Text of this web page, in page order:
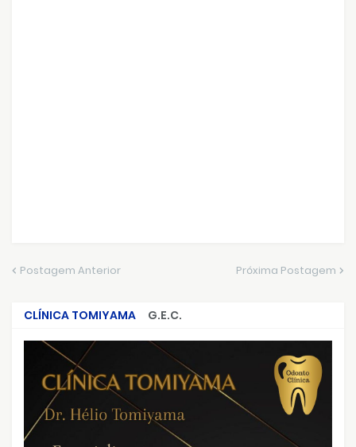
Postagem Anterior Próxima Postagem
CLÍNICA TOMIYAMA
G.E.C.
CRIMES QUE ABALARAM O BRASIL